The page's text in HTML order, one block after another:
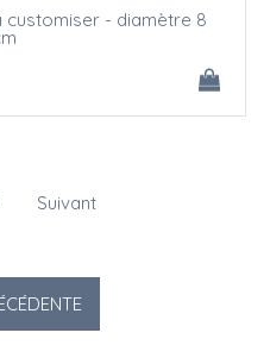
customiser - diamètre 8
Suivant